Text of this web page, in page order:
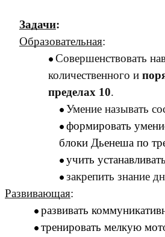
Задачи:
Образовательная:
Совершенствовать
количественного и
пределах 10.
Умение называть
формировать
блоки Дьенеша по
учить
закрепить знание
Развивающая:
развивать
тренировать мелкую